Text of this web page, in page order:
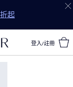
起
登入/註冊